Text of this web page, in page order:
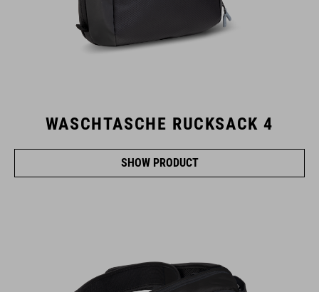
WASCHTASCHE RUCKSACK 4
SHOW PRODUCT